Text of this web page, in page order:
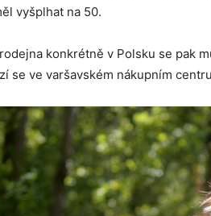
vyšplhat na 50.
konkrétně v Polsku se pak
se ve varšavském nákupním